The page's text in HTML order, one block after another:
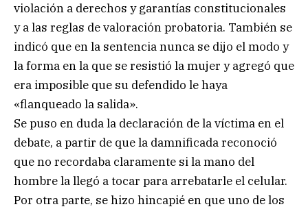
violación a derechos y garantías constitucionales
y a las reglas de valoración probatoria. También se
indicó que en la sentencia nunca se dijo el modo y
la forma en la que se resistió la mujer y agregó que
era imposible que su defendido le haya
«flanqueado la salida».
Se puso en duda la declaración de la víctima en el
debate, a partir de que la damnificada reconoció
que no recordaba claramente si la mano del
hombre la llegó a tocar para arrebatarle el celular.
Por otra parte, se hizo hincapié en que uno de los